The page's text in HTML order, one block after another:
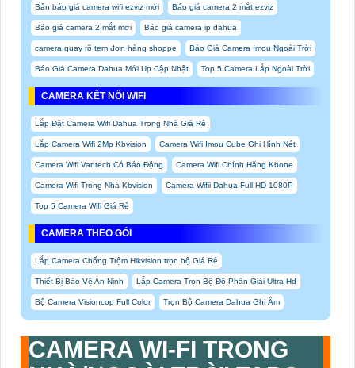
Bản báo giá camera wifi ezviz mới Báo giá camera 2 mắt ezviz
Báo giá camera 2 mắt mơi Báo giá camera ip dahua
camera quay rõ tem đơn hàng shoppe Báo Giá Camera Imou Ngoài Trời
Báo Giá Camera Dahua Mới Up Cập Nhật Top 5 Camera Lắp Ngoài Trời
CAMERA KẾT NỐI WIFI
Lắp Đặt Camera Wifi Dahua Trong Nhà Giá Rẻ
Lắp Camera Wifi 2Mp Kbvision Camera Wifi Imou Cube Ghi Hình Nét
Camera Wifi Vantech Có Báo Động Camera Wifi Chính Hãng Kbone
Camera Wifi Trong Nhà Kbvision Camera Wifii Dahua Full HD 1080P
Top 5 Camera Wifi Giá Rẻ
CAMERA THEO GÓI
Lắp Camera Chống Trộm Hikvision trọn bộ Giá Rẻ
Thiết Bị Bảo Vệ An Ninh Lắp Camera Trọn Bộ Độ Phân Giải Ultra Hd
Bộ Camera Visioncop Full Color Trọn Bộ Camera Dahua Ghi Âm
CAMERA WI-FI TRONG